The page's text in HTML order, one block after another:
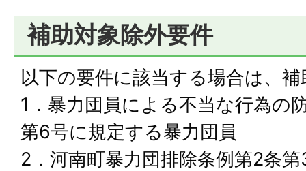
補助対象除外要件
以下の要件に該当する場合は、
1．暴力団員による不当な行為の
第6号に規定する暴力団員
2．河南町暴力団排除条例第2条